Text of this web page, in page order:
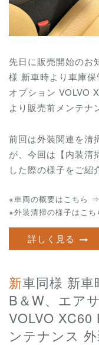
先日に販売開始のお
様 新車時より車庫
オプション VOLVO
より販売前メンテナ
前回は外装関連を清
が、今回は【内装清
した際の様子をご紹
※車両の概要はこちら ⇒
※外装清掃の様子はこ
詳しく見る
新車同様 新車時より車庫保管1オーナー
B＆W、エア
VOLVO XC60
ンテナンス